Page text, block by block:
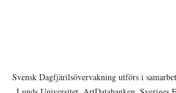
Svensk Dagfjärilsövervakning utförs i